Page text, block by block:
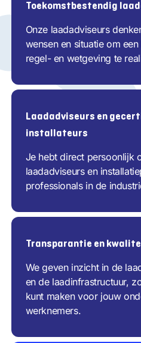
Toekomstbestendig
Onze laadadviseurs
wensen en situatie om
regel- en wetgeving te
Laadadviseurs en
installateurs
Je hebt direct persoonlijk
laadadviseurs en
professionals in de
Transparantie en
We geven inzicht in de
en de laadinfrastructuur,
kunt maken voor jouw
werknemers.